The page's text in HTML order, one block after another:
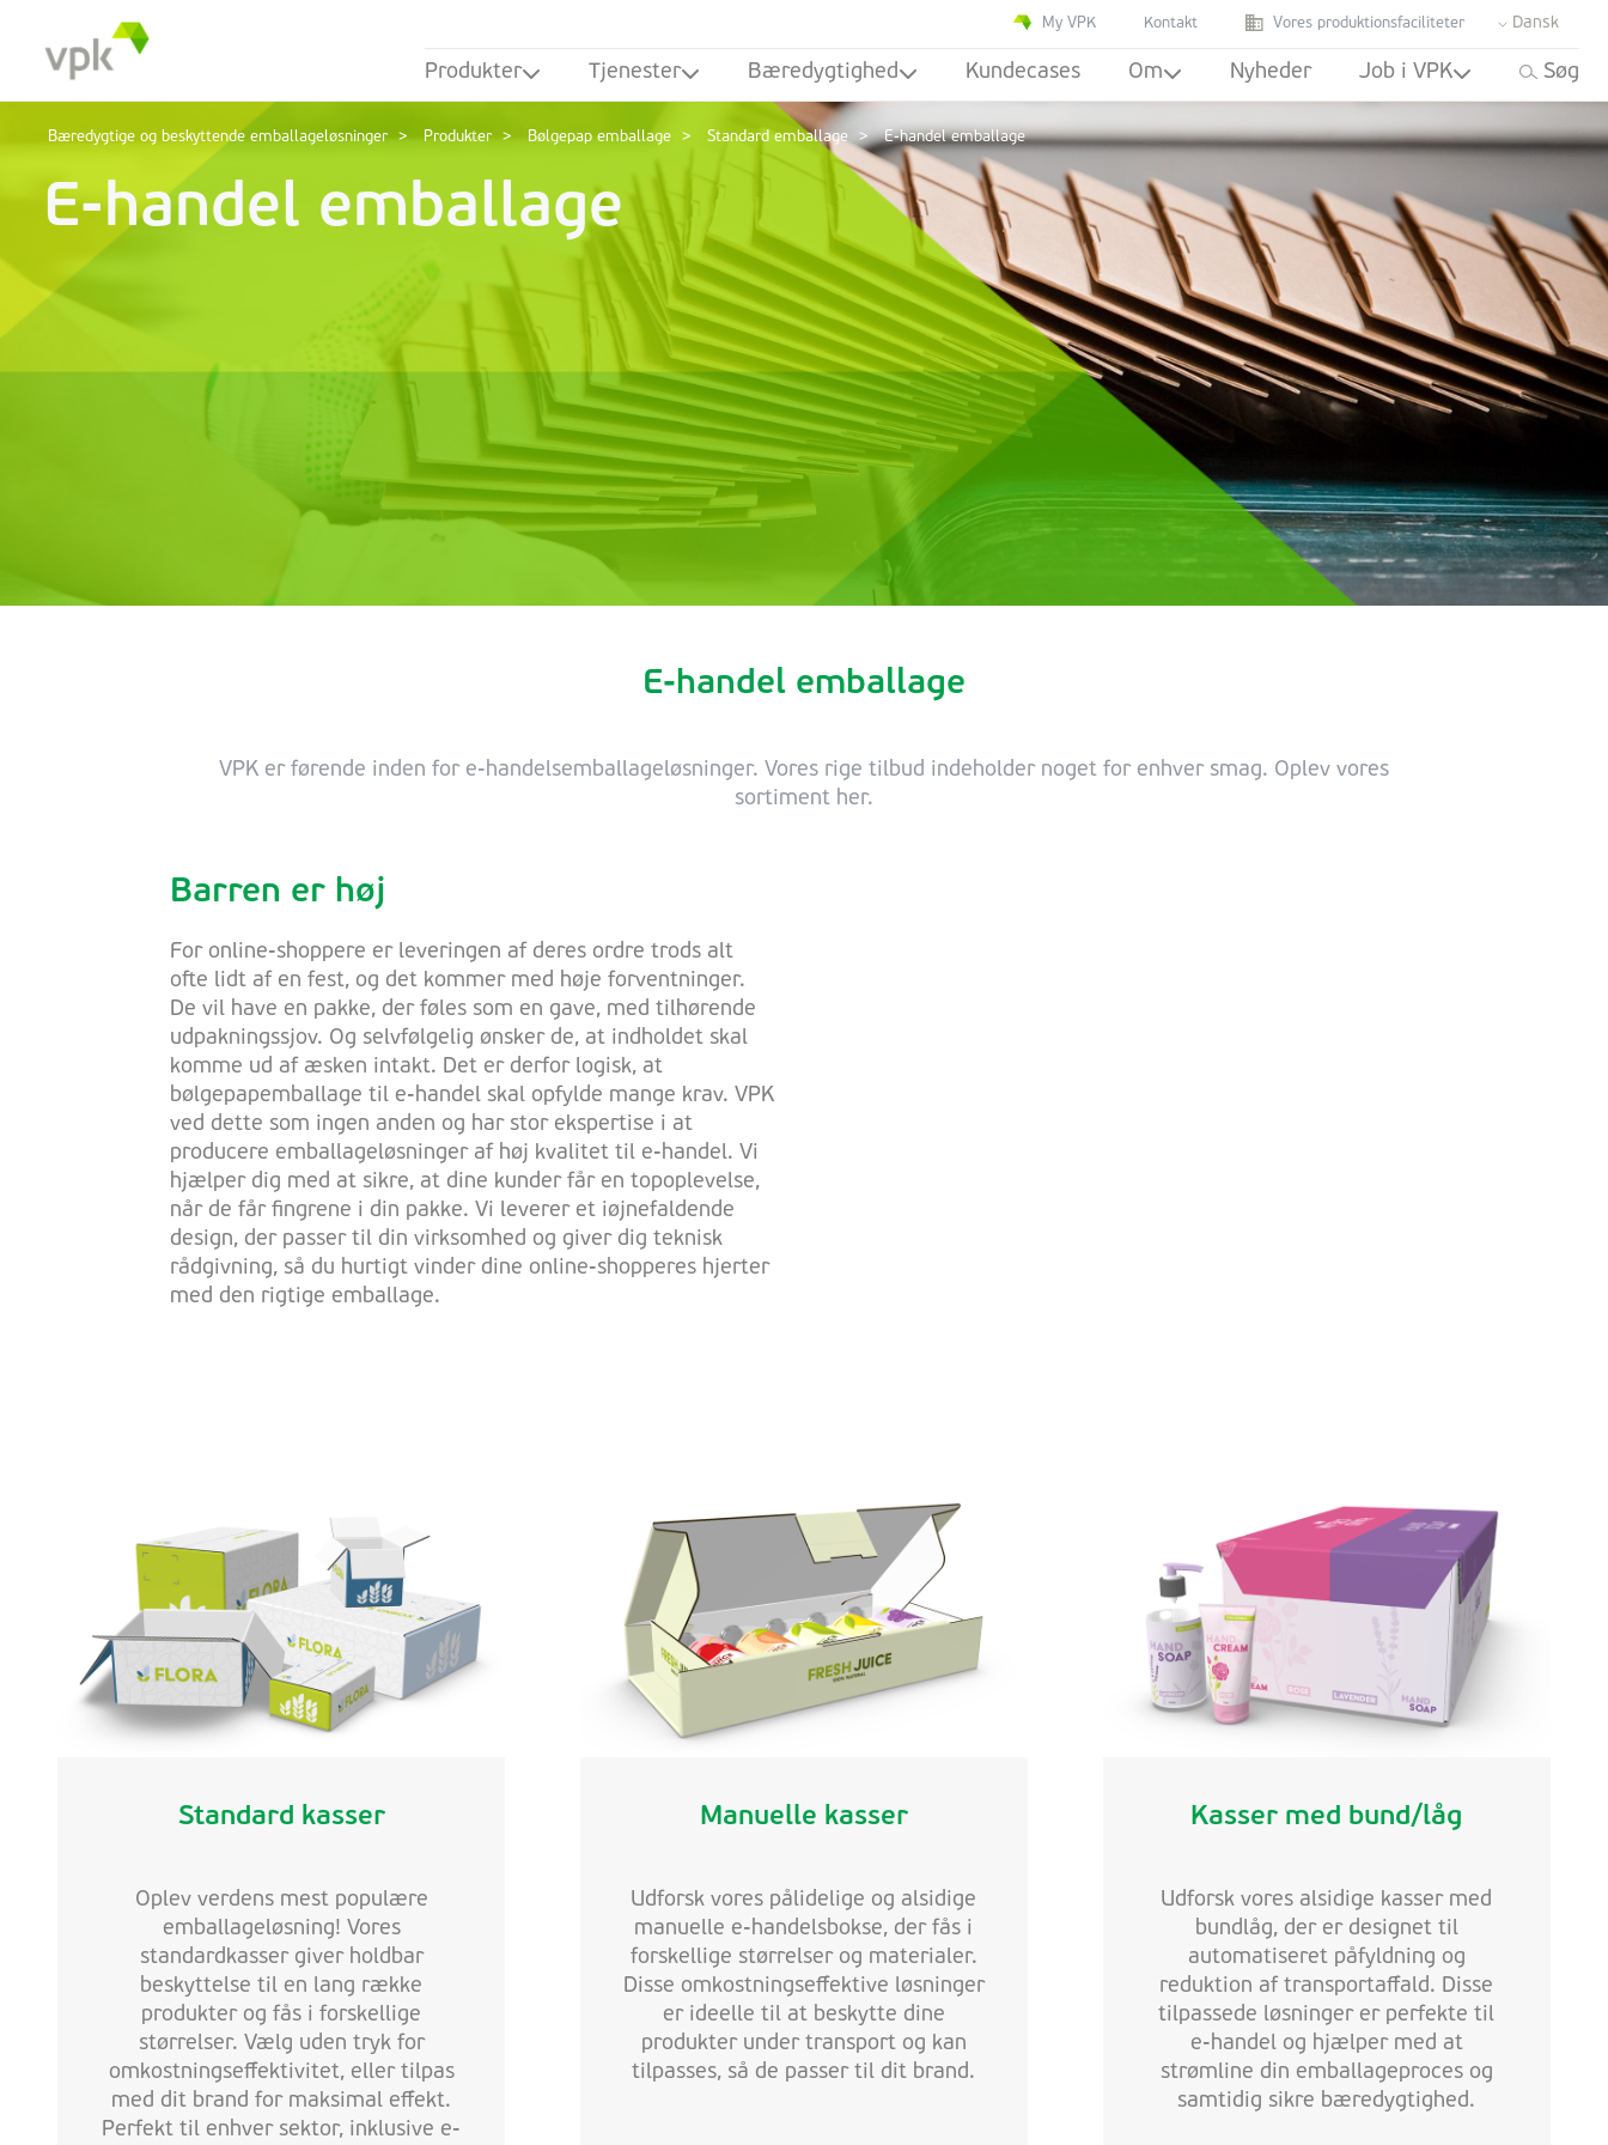
My VPK Kontakt Vores produktionsfaciliteter Dansk
Produkter Tjenester Bæredygtighed Kundecases Om Nyheder Job i VPK Søg
Bæredygtige og beskyttende emballageløsninger Produkter Bølgepap emballage Standard emballage E-handel emballage
E-handel emballage
E-handel emballage
VPK er førende inden for e-handelsemballageløsninger. Vores rige tilbud indeholder noget for enhver smag. Oplev vores
sortiment her.
Barren er høj
For online-shoppere er leveringen af deres ordre trods alt
ofte lidt af en fest, og det kommer med høje forventninger.
De vil have en pakke, der føles som en gave, med tilhørende
udpakningssjov. Og selvfølgelig ønsker de, at indholdet skal
komme ud af æsken intakt. Det er derfor logisk, at
bølgepapemballage til e-handel skal opfylde mange krav. VPK
ved dette som ingen anden og har stor ekspertise i at
producere emballageløsninger af høj kvalitet til e-handel. Vi
hjælper dig med at sikre, at dine kunder får en topoplevelse,
når de får fingrene i din pakke. Vi leverer et iøjnefaldende
design, der passer til din virksomhed og giver dig teknisk
rådgivning, så du hurtigt vinder dine online-shopperes hjerter
med den rigtige emballage.
Standard kasser
Oplev verdens mest populære
emballageløsning! Vores
standardkasser giver holdbar
beskyttelse til en lang række
produkter og fås i forskellige
størrelser. Vælg uden tryk for
omkostningseffektivitet, eller tilpas
med dit brand for maksimal effekt.
Perfekt til enhver sektor, inklusive e-
Manuelle kasser
Udforsk vores pålidelige og alsidige
manuelle e-handelsbokse, der fås i
forskellige størrelser og materialer.
Disse omkostningseffektive løsninger
er ideelle til at beskytte dine
produkter under transport og kan
tilpasses, så de passer til dit brand.
Kasser med bund/låg
Udforsk vores alsidige kasser med
bundlåg, der er designet til
automatiseret påfyldning og
reduktion af transportaffald. Disse
tilpassede løsninger er perfekte til
e-handel og hjælper med at
strømline din emballageproces og
samtidig sikre bæredygtighed.